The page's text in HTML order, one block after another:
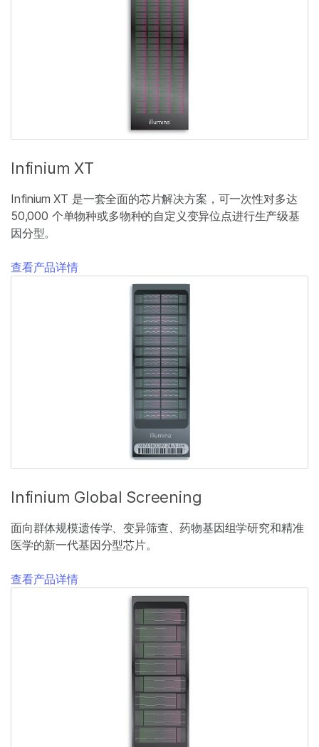
Infinium XT
Infinium XT 是一套全面的芯片解决方案，可一次性对多达
50,000 个单物种或多物种的自定义变异位点进行生产级基
因分型。
查看产品详情
Infinium Global Screening
面向群体规模遗传学、变异筛查、药物基因组学研究和精准
医学的新一代基因分型芯片。
查看产品详情